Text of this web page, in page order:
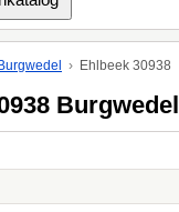
Burgwedel Ehlbeek 30938
Burgwedel